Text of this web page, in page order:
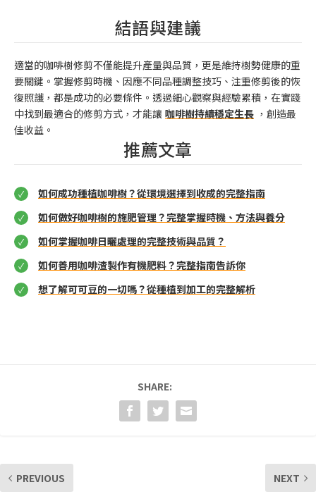
結語與建議
適當的咖啡樹修剪不僅能提升產量與品質，更是維持樹勢健康的重
要關鍵。掌握修剪時機、因應不同品種調整技巧、注重修剪後的恢
復照護，都是成功的必要條件。透過細心觀察與經驗累積，在實踐
中找到最適合的修剪方式，才能讓 咖啡樹持續穩定生長 ，創造最
佳收益。
推薦文章
如何成功種植咖啡樹？從環境選擇到收成的完整指南
如何做好咖啡樹的施肥管理？完整掌握時機、方法與養分
如何掌握咖啡日曬處理的完整技術與品質？
如何善用咖啡渣製作有機肥料？完整指南告訴你
想了解可可豆的一切嗎？從種植到加工的完整解析
SHARE:
PREVIOUS NEXT